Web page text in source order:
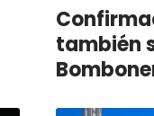
también